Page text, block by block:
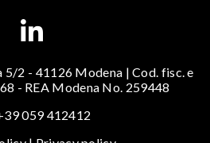
5/2 - 41126 Modena | Cod. fisc. e
- REA Modena No. 259448
059 412412